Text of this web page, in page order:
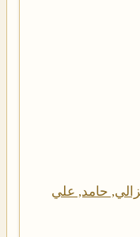
حامد, علي